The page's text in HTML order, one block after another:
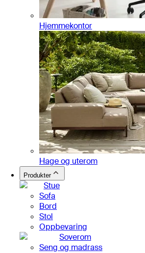
Hjemmekontor
Hage og uterom
Produkter
Stue
Sofa
Bord
Stol
Oppbevaring
Soverom
Seng og madrass